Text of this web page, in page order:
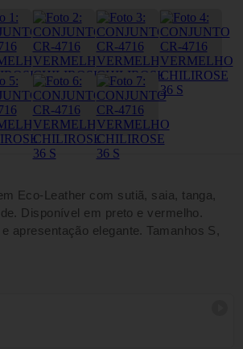
Eco-Leather com sutiã, saia, tanga,
Disponível em preto e vermelho.
apresentação elegante. Tamanhos S,